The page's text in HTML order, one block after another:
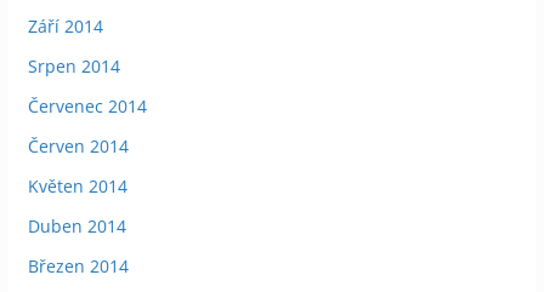
Září 2014
Srpen 2014
Červenec 2014
Červen 2014
Květen 2014
Duben 2014
Březen 2014